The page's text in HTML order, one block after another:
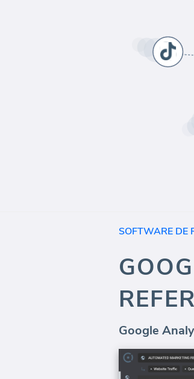
SOFTWARE DE
Google